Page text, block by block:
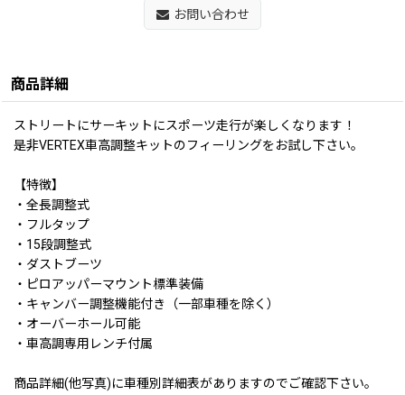
お問い合わせ
商品詳細
ストリートにサーキットにスポーツ走行が楽しくなります！
是非VERTEX車高調整キットのフィーリングをお試し下さい。
【特徴】
・全長調整式
・フルタップ
・15段調整式
・ダストブーツ
・ピロアッパーマウント標準装備
・キャンバー調整機能付き（一部車種を除く）
・オーバーホール可能
・車高調専用レンチ付属
商品詳細(他写真)に車種別詳細表がありますのでご確認下さい。